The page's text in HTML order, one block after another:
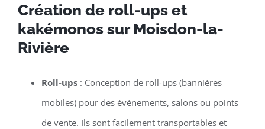
Création de roll-ups et
kakémonos sur Moisdon-la-
Rivière
Roll-ups: Conception de roll-ups (bannières
mobiles) pour des événements, salons ou points
de vente. Ils sont facilement transportables et